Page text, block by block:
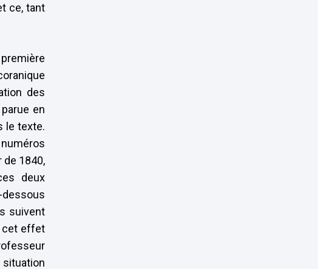
ce, tant
des
en
le texte.
1840,
deux
dessous
suivent
cet effet